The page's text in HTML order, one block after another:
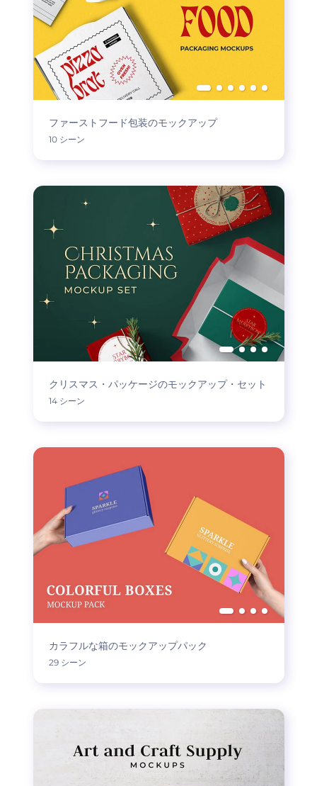
ファーストフード包装のモックアップ
10 シーン
クリスマス・パッケージのモックアップ・セット
14 シーン
カラフルな箱のモックアップパック
29 シーン